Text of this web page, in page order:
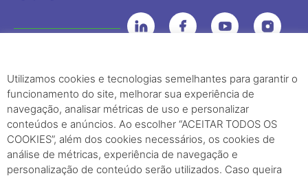
UHE Jirau
Rodovia BR-364, KM 824 S/Nº - Distrito de Jaci Paraná – Porto Velho
(RO) – CEP: 76840-000 – Telefone: (69) 2182.8600
Rio de Janeiro (RJ)
Utilizamos cookies e tecnologias semelhantes para garantir o
funcionamento do site, melhorar sua experiência de
navegação, analisar métricas de uso e personalizar
conteúdos e anúncios. Ao escolher “ACEITAR TODOS OS
COOKIES”, além dos cookies necessários, os cookies de
análise de métricas, experiência de navegação e
personalização de conteúdo serão utilizados. Caso queira